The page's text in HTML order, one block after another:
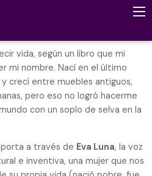
vida, según un libro que mi
mi nombre. Nací en el último
crecí entre muebles antiguos,
pero eso no logró hacerme
con un soplo de selva en la
a través de Eva Luna, la voz
e inventiva, una mujer que nos